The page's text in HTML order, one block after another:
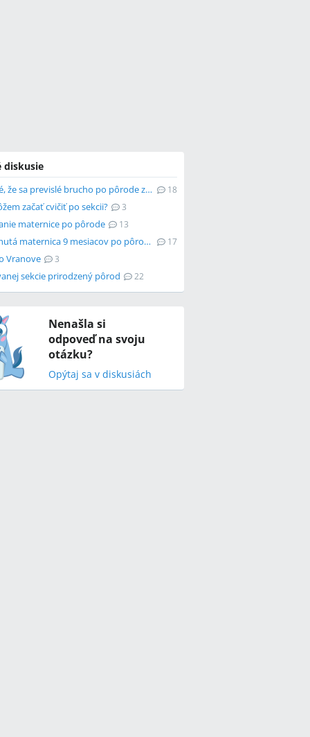
diskusie
Je možné, že sa previslé brucho po pôrode zmenší? 18
začať cvičiť po sekcii? 3
maternice po pôrode 13
Nestiahnutá maternica 9 mesiacov po pôrode 17
Vranove 3
sekcie prirodzený pôrod 22
Nenašla si
odpoveď na svoju
otázku?
Opýtaj sa v diskusiách